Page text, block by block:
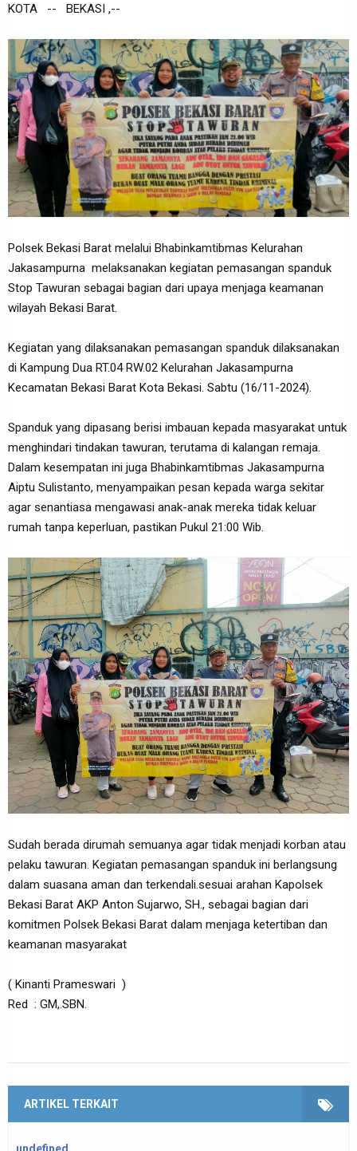
KOTA -- BEKASI ,--
Polsek Bekasi Barat melalui Bhabinkamtibmas Kelurahan
Jakasampurna melaksanakan kegiatan pemasangan spanduk
Stop Tawuran sebagai bagian dari upaya menjaga keamanan
wilayah Bekasi Barat.
Kegiatan yang dilaksanakan pemasangan spanduk dilaksanakan
di Kampung Dua RT.04 RW.02 Kelurahan Jakasampurna
Kecamatan Bekasi Barat Kota Bekasi. Sabtu (16/11-2024).
Spanduk yang dipasang berisi imbauan kepada masyarakat untuk
menghindari tindakan tawuran, terutama di kalangan remaja.
Dalam kesempatan ini juga Bhabinkamtibmas Jakasampurna
Aiptu Sulistanto, menyampaikan pesan kepada warga sekitar
agar senantiasa mengawasi anak-anak mereka tidak keluar
rumah tanpa keperluan, pastikan Pukul 21:00 Wib.
Sudah berada dirumah semuanya agar tidak menjadi korban atau
pelaku tawuran. Kegiatan pemasangan spanduk ini berlangsung
dalam suasana aman dan terkendali.sesuai arahan Kapolsek
Bekasi Barat AKP Anton Sujarwo, SH., sebagai bagian dari
komitmen Polsek Bekasi Barat dalam menjaga ketertiban dan
keamanan masyarakat
( Kinanti Prameswari )
Red : GM,.SBN.
ARTIKEL TERKAIT